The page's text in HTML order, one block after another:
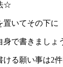
☆
いてその下に
で書きましょ
る願い事は2件